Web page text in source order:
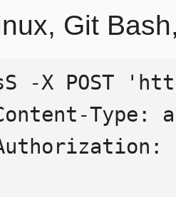
Git
-X POST